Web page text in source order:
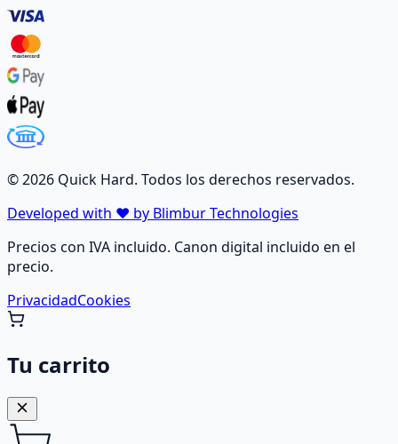
©2026 Quick Hard. Todos los derechos reservados.
Developed with ❤️ by Blimbur Technologies
Precios con IVA incluido. Canon digital incluido en el
precio.
PrivacidadCookies
Tu carrito